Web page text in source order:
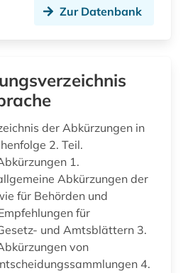
bibliotheksbestand (2)
biblische studien (1)
bilanzsteuerrecht (1)
Zur Datenbank
der Abkürzungen in
2. Teil.
1.
Abkürzungen der
für Behörden und
und Amtsblättern 3.
von
4.